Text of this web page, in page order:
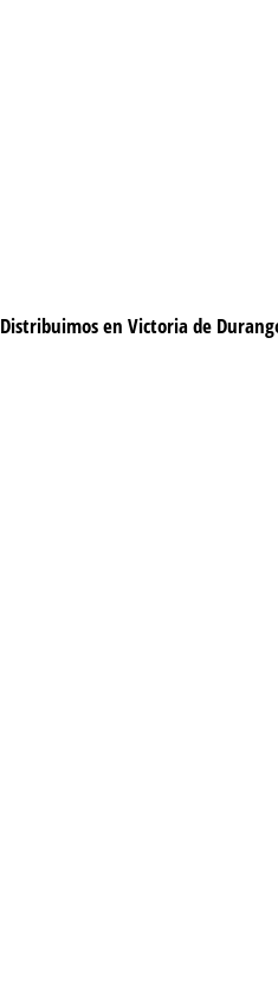
Distribuimos en Victoria de